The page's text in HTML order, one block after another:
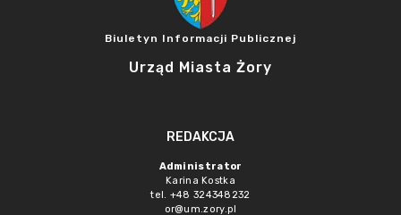
Biuletyn Informacji Publicznej
Urząd Miasta Żory
REDAKCJA
Administrator
Karina Kostka
tel. +48 324348232
or@um.zory.pl